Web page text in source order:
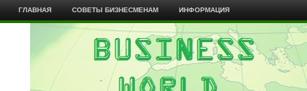
ГЛАВНАЯ СОВЕТЫ БИЗНЕСМЕНАМ ИНФОРМАЦИЯ